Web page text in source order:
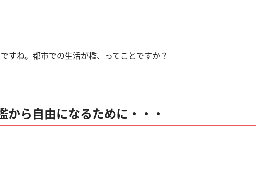
すね。都市での生活が檻、ってことですか？
から自由になるために・・・